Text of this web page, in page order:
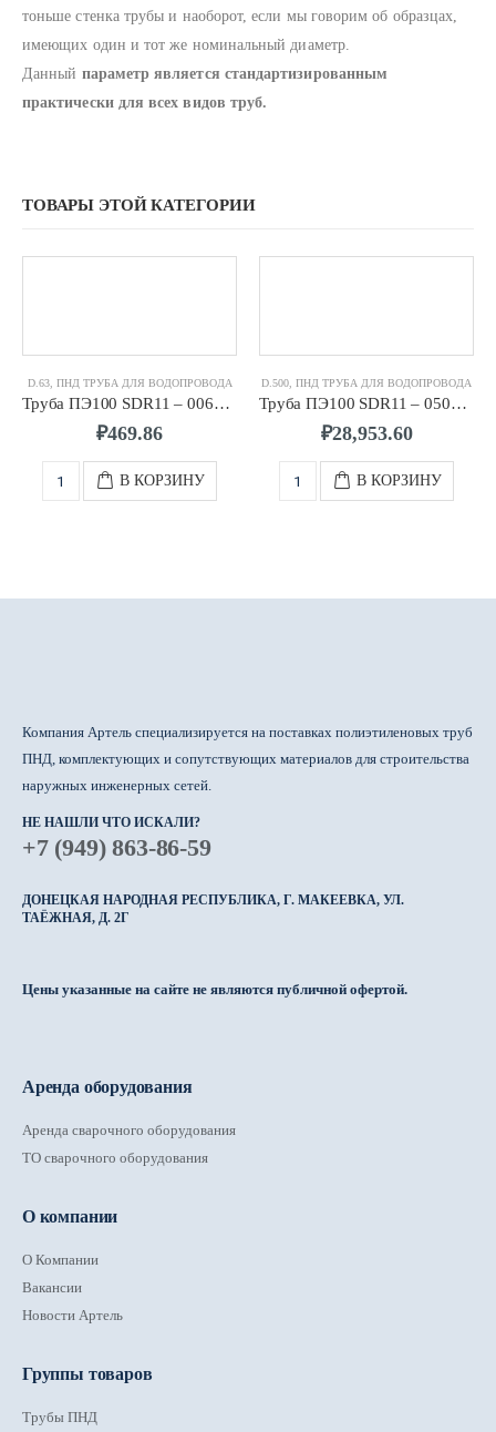
тоньше стенка трубы и наоборот, если мы говорим об образцах,
имеющих один и тот же номинальный диаметр.
Данный параметр является стандартизированным
практически для всех видов труб.
ТОВАРЫ ЭТОЙ КАТЕГОРИИ
D.63, ПНД ТРУБА ДЛЯ ВОДОПРОВОДА
Труба ПЭ100 SDR11 – 0063 х 5,8
₽469.86
В КОРЗИНУ
D.500, ПНД ТРУБА ДЛЯ ВОДОПРОВОДА
Труба ПЭ100 SDR11 – 0500 х 45,4
₽28,953.60
В КОРЗИНУ
Компания Артель специализируется на поставках полиэтиленовых труб
ПНД, комплектующих и сопутствующих материалов для строительства
наружных инженерных сетей.
НЕ НАШЛИ ЧТО ИСКАЛИ?
+7 (949) 863-86-59
ДОНЕЦКАЯ НАРОДНАЯ РЕСПУБЛИКА, Г. МАКЕЕВКА, УЛ.
ТАЁЖНАЯ, Д. 2Г
Цены указанные на сайте не являются публичной офертой.
Аренда оборудования
Аренда сварочного оборудования
ТО сварочного оборудования
О компании
О Компании
Вакансии
Новости Артель
Группы товаров
Трубы ПНД